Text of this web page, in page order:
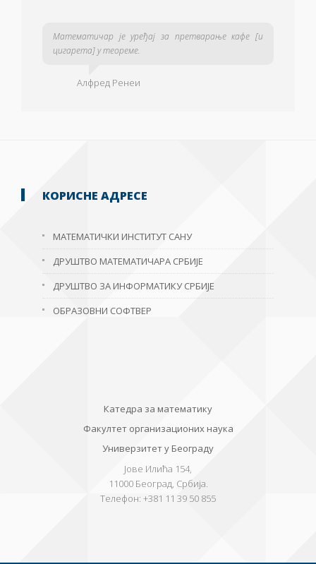
Математичар је уређај за претварање кафе [и
цигарета] у теореме.
Алфред Ренеи
КОРИСНЕ АДРЕСЕ
МАТЕМАТИЧКИ ИНСТИТУТ САНУ
ДРУШТВО МАТЕМАТИЧАРА СРБИЈЕ
ДРУШТВО ЗА ИНФОРМАТИКУ СРБИЈЕ
ОБРАЗОВНИ СОФТВЕР
Катедра за математику
Факултет организационих наука
Универзитет у Београду
Јове Илића 154,
11000 Београд, Србија.
Телефон: +381 11 39 50 855